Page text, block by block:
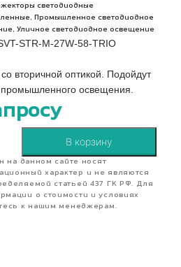
светодиодные
Промышленное светодиодное
Уличное светодиодное освещение
STR-M-27W-58-TRIO
вторичной оптикой. Подойдут
промышленного освещения.
В корзину
на данном сайте носят
характер и не являются
статьей 437 ГК РФ. Для
о стоимости и условиях
к нашим менеджерам.